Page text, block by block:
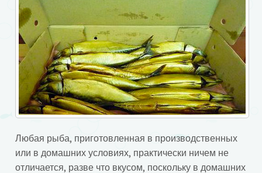
Любая рыба, приготовленная в производственных
или в домашних условиях, практически ничем не
отличается, разве что вкусом, поскольку в домашних